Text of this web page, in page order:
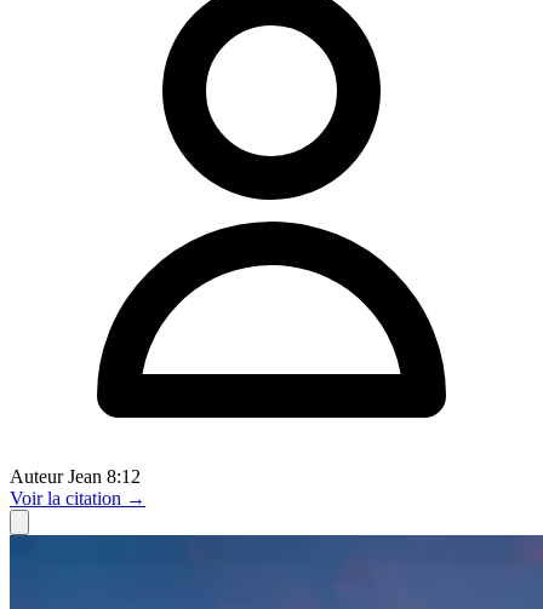
Auteur Jean 8:12
Voirla citation →